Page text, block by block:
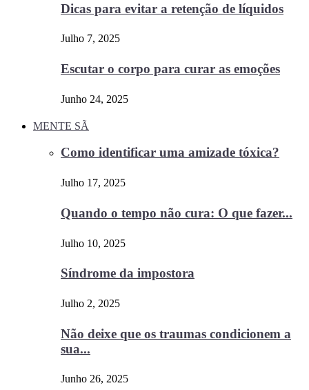
Dicas para evitar a retenção de líquidos
Julho 7, 2025
Escutar o corpo para curar as emoções
Junho 24, 2025
MENTE SÃ
Como identificar uma amizade tóxica?
Julho 17, 2025
Quando o tempo não cura: O que fazer...
Julho 10, 2025
Síndrome da impostora
Julho 2, 2025
Não deixe que os traumas condicionem a
sua...
Junho 26, 2025